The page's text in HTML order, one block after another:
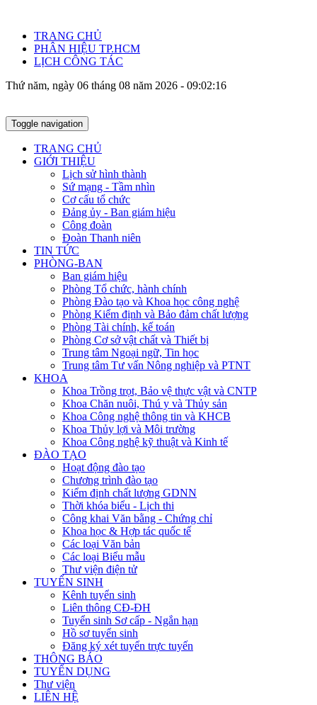
TRANG CHỦ
PHÂN HIỆU TP.HCM
LỊCH CÔNG TÁC
Thứ năm, ngày 06 tháng 08 năm 2026 - 09:02:16
Toggle navigation
TRANG CHỦ
GIỚI THIỆU
Lịch sử hình thành
Sứ mạng - Tầm nhìn
Cơ cấu tổ chức
Đảng ủy - Ban giám hiệu
Công đoàn
Đoàn Thanh niên
TIN TỨC
PHÒNG-BAN
Ban giám hiệu
Phòng Tổ chức, hành chính
Phòng Đào tạo và Khoa học công nghệ
Phòng Kiểm định và Bảo đảm chất lượng
Phòng Tài chính, kế toán
Phòng Cơ sở vật chất và Thiết bị
Trung tâm Ngoại ngữ, Tin học
Trung tâm Tư vấn Nông nghiệp và PTNT
KHOA
Khoa Trồng trọt, Bảo vệ thực vật và CNTP
Khoa Chăn nuôi, Thú y và Thủy sản
Khoa Công nghệ thông tin và KHCB
Khoa Thủy lợi và Môi trường
Khoa Công nghệ kỹ thuật và Kinh tế
ĐÀO TẠO
Hoạt động đào tạo
Chương trình đào tạo
Kiểm định chất lượng GDNN
Thời khóa biểu - Lịch thi
Công khai Văn bằng - Chứng chỉ
Khoa học & Hợp tác quốc tế
Các loại Văn bản
Các loại Biểu mẫu
Thư viện điện tử
TUYỂN SINH
Kênh tuyển sinh
Liên thông CĐ-ĐH
Tuyển sinh Sơ cấp - Ngắn hạn
Hồ sơ tuyển sinh
Đăng ký xét tuyển trực tuyến
THÔNG BÁO
TUYỂN DỤNG
Thư viện
LIÊN HỆ